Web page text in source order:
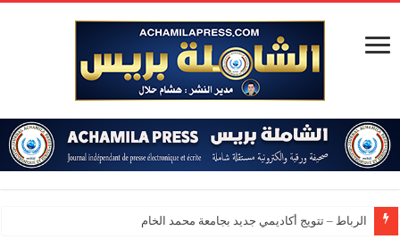
الرباط – تتويج أكاديمي جديد بجامعة محمد الخامس